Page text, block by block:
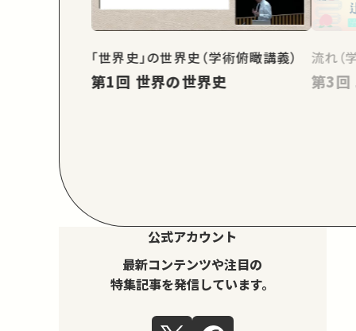
「世界史」の世界史（学術俯瞰講義）
第1回 世界の世界史
流れ（
公式アカウント
最新コンテンツや注目の
特集記事を発信しています。